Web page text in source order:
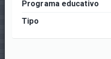
Programa educativo
Tipo